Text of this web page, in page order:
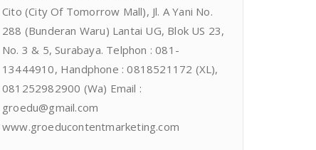
Cito (City Of Tomorrow Mall), Jl. A Yani No.
288 (Bunderan Waru) Lantai UG, Blok US 23,
No. 3 & 5, Surabaya. Telphon : 081-
13444910, Handphone : 0818521172 (XL),
081252982900 (Wa) Email :
groedu@gmail.com
www.groeducontentmarketing.com